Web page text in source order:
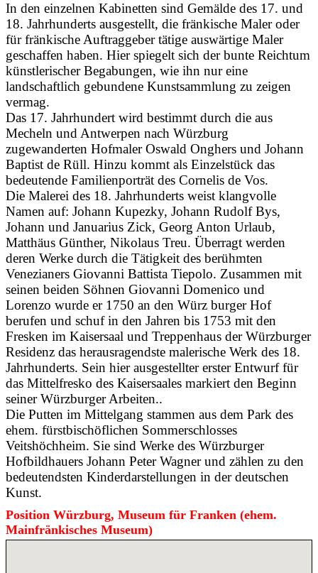
In den einzelnen Kabinetten sind Gemälde des 17. und
18. Jahrhunderts ausgestellt, die fränkische Maler oder
für fränkische Auftraggeber tätige auswärtige Maler
geschaffen haben. Hier spiegelt sich der bunte Reichtum
künstlerischer Begabungen, wie ihn nur eine
landschaftlich gebundene Kunstsammlung zu zeigen
vermag.
Das 17. Jahrhundert wird bestimmt durch die aus
Mecheln und Antwerpen nach Würzburg
zugewanderten Hofmaler Oswald Onghers und Johann
Baptist de Rüll. Hinzu kommt als Einzelstück das
bedeutende Familienporträt des Cornelis de Vos.
Die Malerei des 18. Jahrhunderts weist klangvolle
Namen auf: Johann Kupezky, Johann Rudolf Bys,
Johann und Januarius Zick, Georg Anton Urlaub,
Matthäus Günther, Nikolaus Treu. Überragt werden
deren Werke durch die Tätigkeit des berühmten
Venezianers Giovanni Battista Tiepolo. Zusammen mit
seinen beiden Söhnen Giovanni Domenico und
Lorenzo wurde er 1750 an den Würz burger Hof
berufen und schuf in den Jahren bis 1753 mit den
Fresken im Kaisersaal und Treppenhaus der Würzburger
Residenz das herausragendste malerische Werk des 18.
Jahrhunderts. Sein hier ausgestellter erster Entwurf für
das Mittelfresko des Kaisersaales markiert den Beginn
seiner Würzburger Arbeiten..
Die Putten im Mittelgang stammen aus dem Park des
ehem. fürstbischöflichen Sommerschlosses
Veitshöchheim. Sie sind Werke des Würzburger
Hofbildhauers Johann Peter Wagner und zählen zu den
bedeutendsten Kinderdarstellungen in der deutschen
Kunst.
Position Würzburg, Museum für Franken (ehem.
Mainfränkisches Museum)